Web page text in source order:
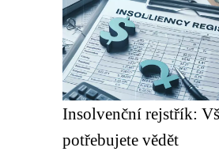
Insolvenční rejstřík:
potřebujete vědět